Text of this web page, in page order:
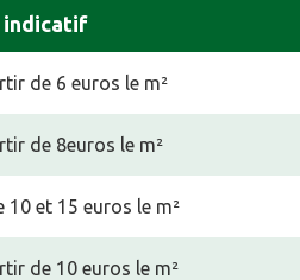
indicatif
de 6 euros le m²
de 8euros le m²
10 et 15 euros le m²
de 10 euros le m²